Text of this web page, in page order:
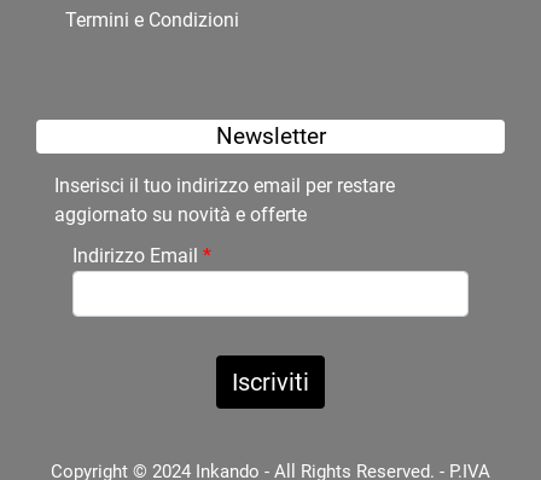
Termini e Condizioni
Newsletter
Inserisci il tuo indirizzo email per restare
aggiornato su novità e offerte
Indirizzo Email *
Copyright © 2024 Inkando - All Rights Reserved. - P.IVA